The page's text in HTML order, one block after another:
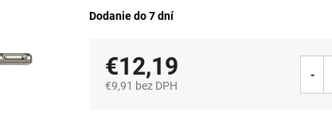
Dodanie do 7 dní
€12,19
€9,91 bez DPH